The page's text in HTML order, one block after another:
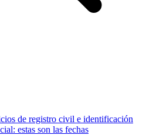
de registro civil e identificación
estas son las fechas